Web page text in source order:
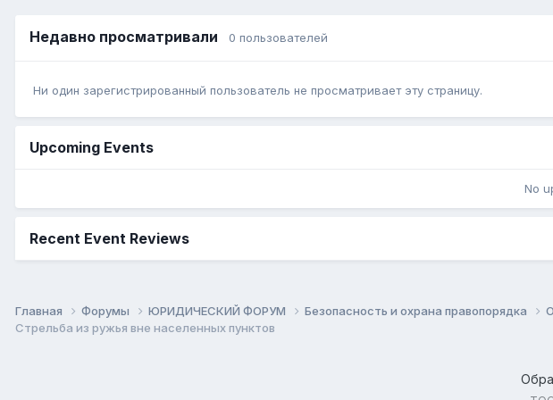
Недавно просматривали 0 пользователей
Ни один зарегистрированный пользователь не просматривает эту страницу.
Upcoming Events
No
Recent Event Reviews
Главная Форумы ЮРИДИЧЕСКИЙ ФОРУМ Безопасность и охрана правопорядка
Стрельба из ружья вне населенных пунктов